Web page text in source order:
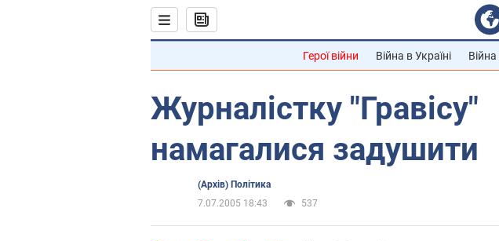
Герої війни Війна в Україні Війна
Журналістку "Гравісу"
намагалися задушити
(Архів) Політика
7.07.2005 18:43
537